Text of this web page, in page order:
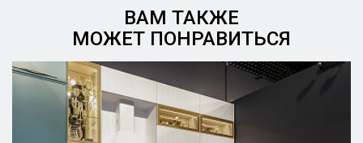
ВАМ ТАКЖЕ
МОЖЕТ ПОНРАВИТЬСЯ